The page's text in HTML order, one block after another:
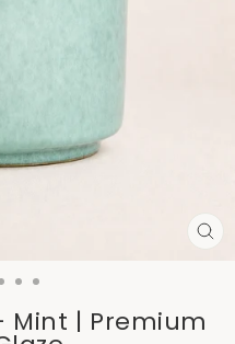
| Premium